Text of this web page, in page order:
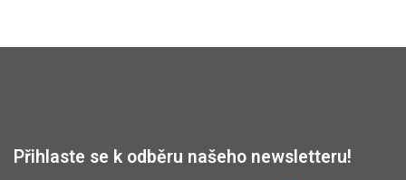
Přihlaste se k odběru našeho newsletteru!